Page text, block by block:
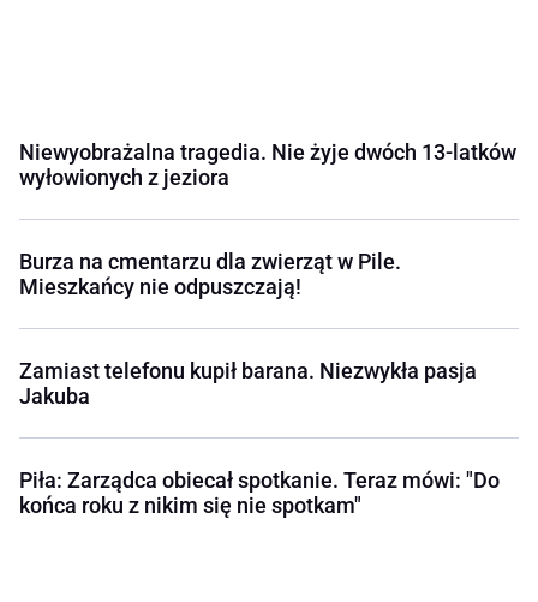
Niewyobrażalna tragedia. Nie żyje dwóch 13-latków
wyłowionych z jeziora
Burza na cmentarzu dla zwierząt w Pile.
Mieszkańcy nie odpuszczają!
Zamiast telefonu kupił barana. Niezwykła pasja
Jakuba
Piła: Zarządca obiecał spotkanie. Teraz mówi: "Do
końca roku z nikim się nie spotkam"